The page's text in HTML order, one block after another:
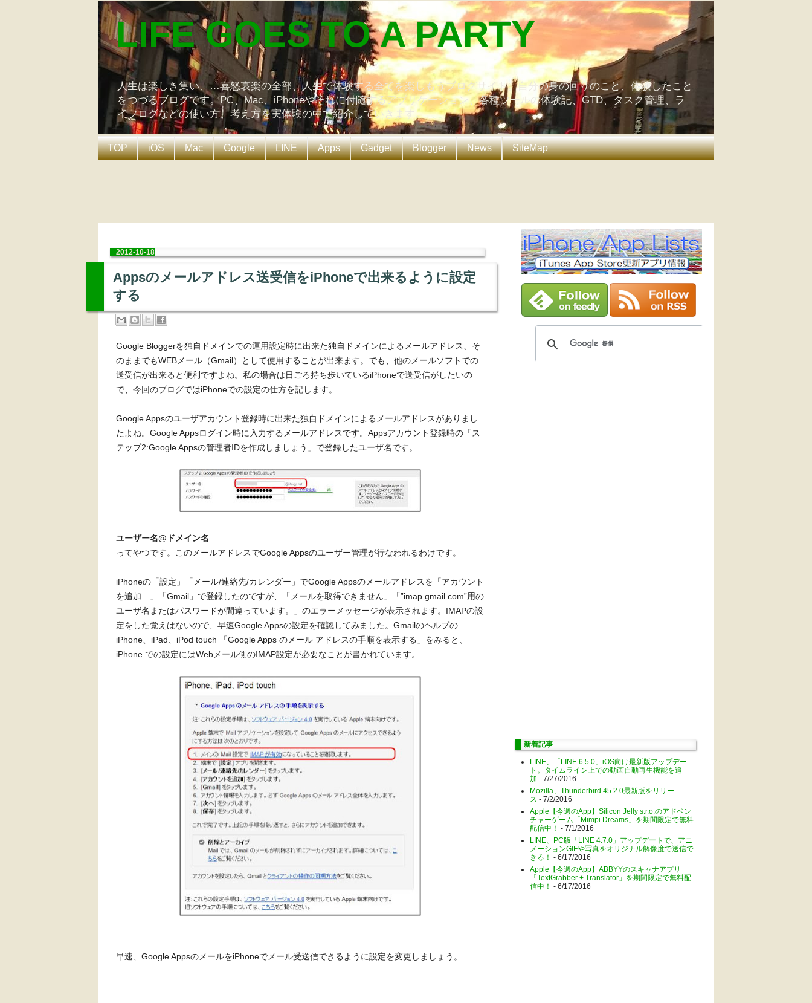
LIFE GOES TO A PARTY
人生は楽しき集い、…喜怒哀楽の全部、人生で体験する全てを楽しもうブログサイト。自分の身の回りのこと、体験したこと
をつづるブログです。PC、Mac、iPhoneやそれに付随するアプリケーション、各種ツールの体験記、GTD、タスク管理、ラ
イフログなどの使い方、考え方を実体験の中で紹介していきます。
TOP iOS Mac Google LINE Apps Gadget Blogger News SiteMap
2012-10-18
Appsのメールアドレス送受信をiPhoneで出来るように設定
する
Google Bloggerを独自ドメインでの運用設定時に出来た独自ドメインによるメールアドレス、そ
のままでもWEBメール（Gmail）として使用することが出来ます。でも、他のメールソフトでの
送受信が出来ると便利ですよね。私の場合は日ごろ持ち歩いているiPhoneで送受信がしたいの
で、今回のブログではiPhoneでの設定の仕方を記します。
Google Appsのユーザアカウント登録時に出来た独自ドメインによるメールアドレスがありまし
たよね。Google Appsログイン時に入力するメールアドレスです。Appsアカウント登録時の「ス
テップ2:Google Appsの管理者IDを作成しましょう」で登録したユーザ名です。
ユーザー名@ドメイン名
ってやつです。このメールアドレスでGoogle Appsのユーザー管理が行なわれるわけです。
iPhoneの「設定」「メール/連絡先/カレンダー」でGoogle Appsのメールアドレスを「アカウント
を追加…」「Gmail」で登録したのですが、「メールを取得できません」「”imap.gmail.com”用の
ユーザ名またはパスワードが間違っています。」のエラーメッセージが表示されます。IMAPの設
定をした覚えはないので、早速Google Appsの設定を確認してみました。Gmailのヘルプの
iPhone、iPad、iPod touch 「Google Apps のメール アドレスの手順を表示する」をみると、
iPhone での設定にはWebメール側のIMAP設定が必要なことが書かれています。
早速、Google AppsのメールをiPhoneでメール受送信できるように設定を変更しましょう。
新着記事
LINE、「LINE 6.5.0」iOS向け最新版アップデー
ト。タイムライン上での動画自動再生機能を追
加 - 7/27/2016
Mozilla、Thunderbird 45.2.0最新版をリリー
ス - 7/2/2016
Apple【今週のApp】Silicon Jelly s.r.o.のアドベン
チャーゲーム「Mimpi Dreams」を期間限定で無料
配信中！ - 7/1/2016
LINE、PC版「LINE 4.7.0」アップデートで、アニ
メーションGIFや写真をオリジナル解像度で送信で
きる！ - 6/17/2016
Apple【今週のApp】ABBYYのスキャナアプリ
「TextGrabber + Translator」を期間限定で無料配
信中！ - 6/17/2016